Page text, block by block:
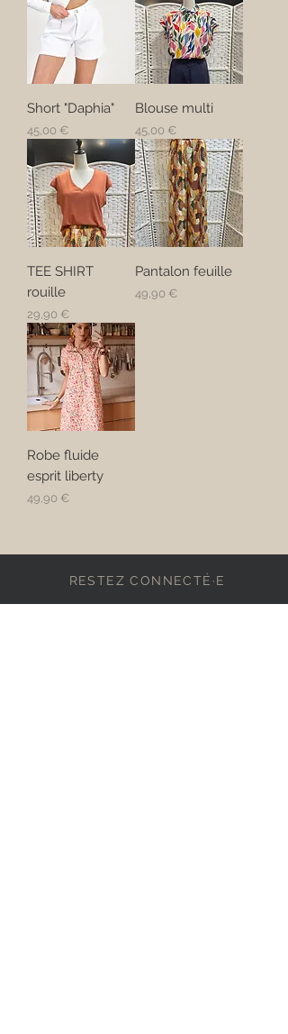
Short "Daphia"
Prix
45,00 €
Blouse multi
Prix
45,00 €
TEE SHIRT
rouille
Prix
29,90 €
Pantalon feuille
Prix
49,90 €
Robe fluide
esprit liberty
Prix
49,90 €
RESTEZ CONNECTÉ·E